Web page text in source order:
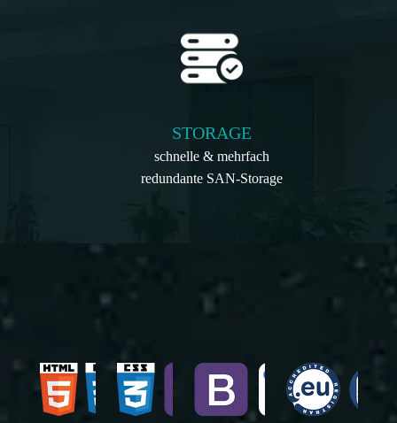
STORAGE
schnelle & mehrfach
redundante SAN-Storage